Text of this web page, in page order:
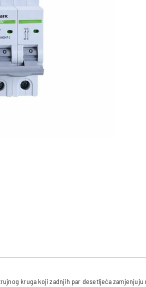
kruga koji zadnjih par desetljeća zamjenjuju